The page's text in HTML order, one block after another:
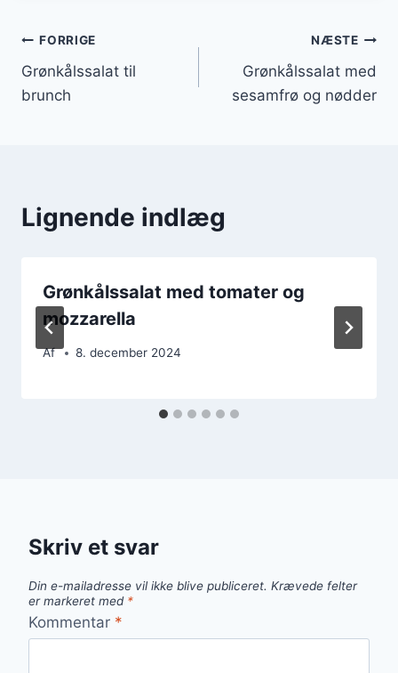
Indlægsnavigation
FORRIGE
Grønkålssalat til
brunch
NÆSTE
Grønkålssalat med
sesamfrø og nødder
Lignende indlæg
Grønkålssalat med tomater og
mozzarella
Af 8. december 2024
Skriv et svar
Din e-mailadresse vil ikke blive publiceret. Krævede felter
er markeret med *
Kommentar *